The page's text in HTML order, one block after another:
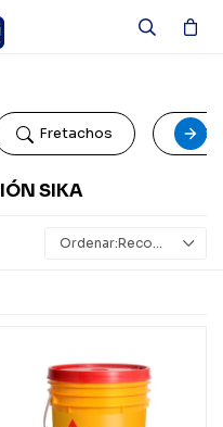
Fretachos
SIKA
Recomendados